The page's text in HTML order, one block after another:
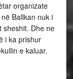
organizate
Ballkan nuk i
sheshit. Dhe ne
i ka prishur
e kaluar.